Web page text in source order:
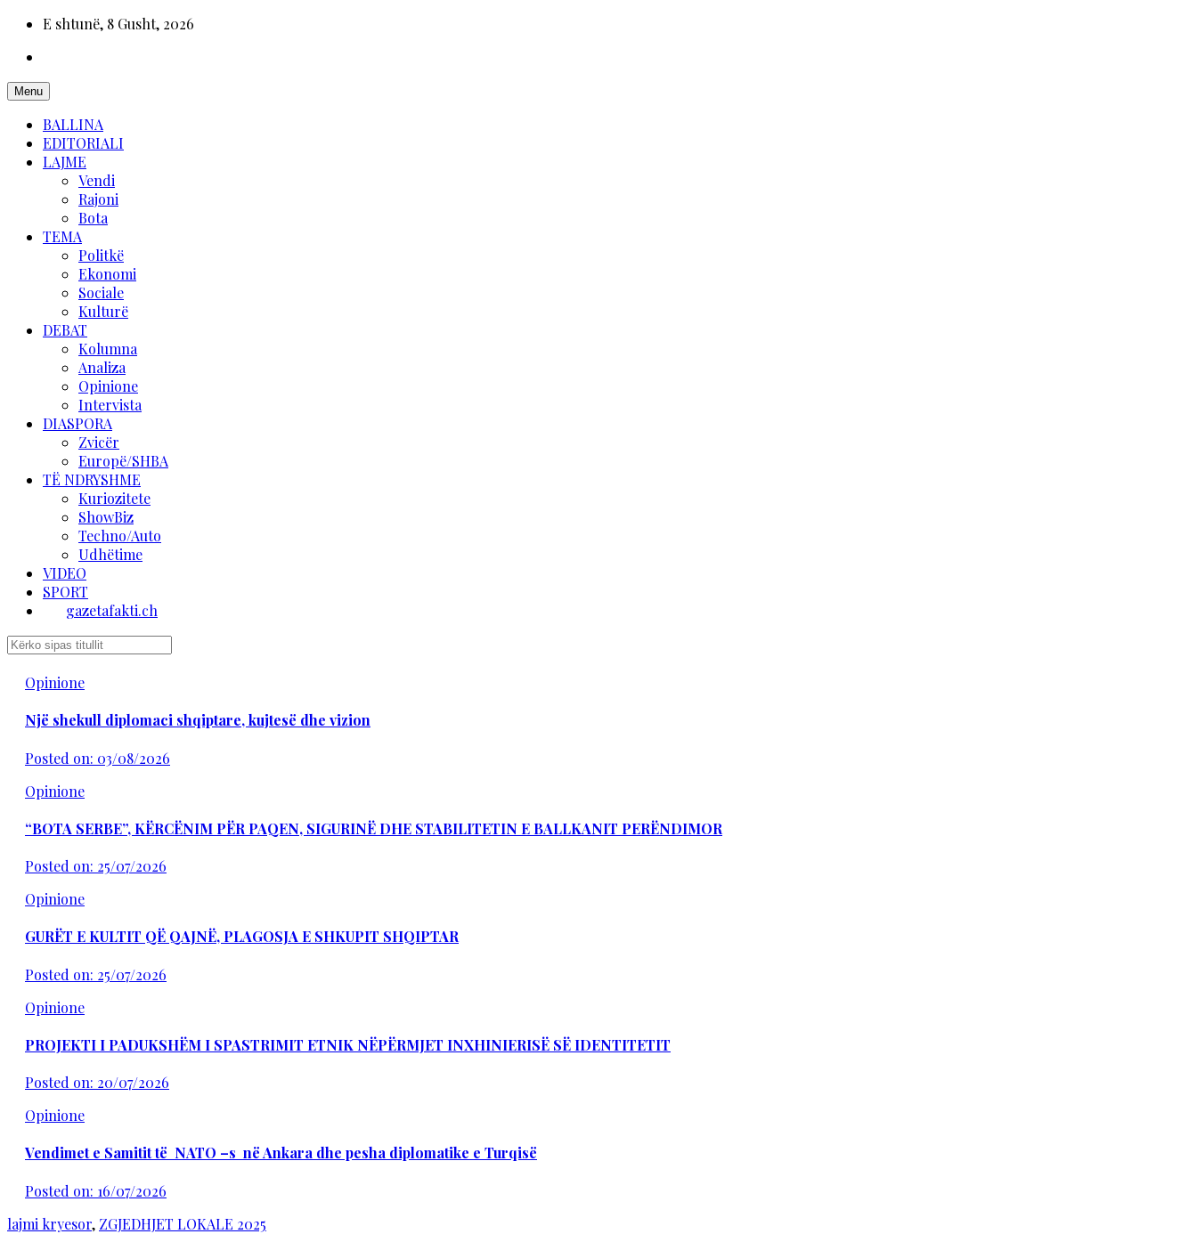
E shtunë, 8 Gusht, 2026
Menu
BALLINA
EDITORIALI
LAJME
Vendi
Rajoni
Bota
TEMA
Politkë
Ekonomi
Sociale
Kulturë
DEBAT
Kolumna
Analiza
Opinione
Intervista
DIASPORA
Zvicër
Europë/SHBA
TË NDRYSHME
Kuriozitete
ShowBiz
Techno/Auto
Udhëtime
VIDEO
SPORT
gazetafakti.ch
Opinione
Një shekull diplomaci shqiptare, kujtesë dhe vizion
Posted on: 03/08/2026
Opinione
“BOTA SERBE”, KËRCËNIM PËR PAQEN, SIGURINË DHE STABILITETIN E BALLKANIT PERËNDIMOR
Posted on: 25/07/2026
Opinione
GURËT E KULTIT QË QAJNË, PLAGOSJA E SHKUPIT SHQIPTAR
Posted on: 25/07/2026
Opinione
PROJEKTI I PADUKSHËM I SPASTRIMIT ETNIK NËPËRMJET INXHINIERISË SË IDENTITETIT
Posted on: 20/07/2026
Opinione
Vendimet e Samitit të NATO –s në Ankara dhe pesha diplomatike e Turqisë
Posted on: 16/07/2026
lajmi kryesor, ZGJEDHJET LOKALE 2025